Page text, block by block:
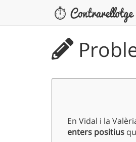
En Vidal i la
enters positius